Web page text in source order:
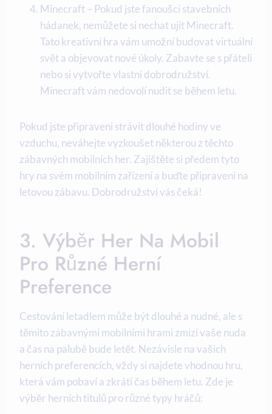
Minecraft – Pokud jste fanoušci stavebních
hádanek, nemůžete si nechat ujít Minecraft.
Tato kreativní hra vám umožní budovat virtuální
svět a objevovat nové úkoly. Zabavte se s přáteli
nebo si vytvořte vlastní dobrodružství.
Minecraft vám nedovolí nudit se během letu.
Pokud jste připraveni strávit dlouhé hodiny ve
vzduchu, neváhejte vyzkoušet některou z těchto
zábavných mobilních her. Zajištěte si předem tyto
hry na svém mobilním zařízení a buďte připraveni na
letovou zábavu. Dobrodružství vás čeká!
3. Výběr Her Na Mobil
Pro Různé Herní
Preference
Cestování letadlem může být dlouhé a nudné, ale s
těmito zábavnými mobilními hrami zmizí vaše nuda
a čas na palubě bude letět. Nezávisle na vašich
herních preferencích, vždy si najdete vhodnou hru,
která vám pobaví a zkrátí čas během letu. Zde je
výběr herních titulů pro různé typy hráčů: